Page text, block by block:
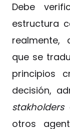
Debe
estructura
realmente,
que se
principios
decisión,
stakholders
otros